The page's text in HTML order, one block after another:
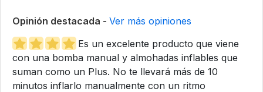
Opinión destacada - Ver más opiniones
Es un excelente producto que viene
con una bomba manual y almohadas inflables que
suman como un Plus. No te llevará más de 10
minutos inflarlo manualmente con un ritmo